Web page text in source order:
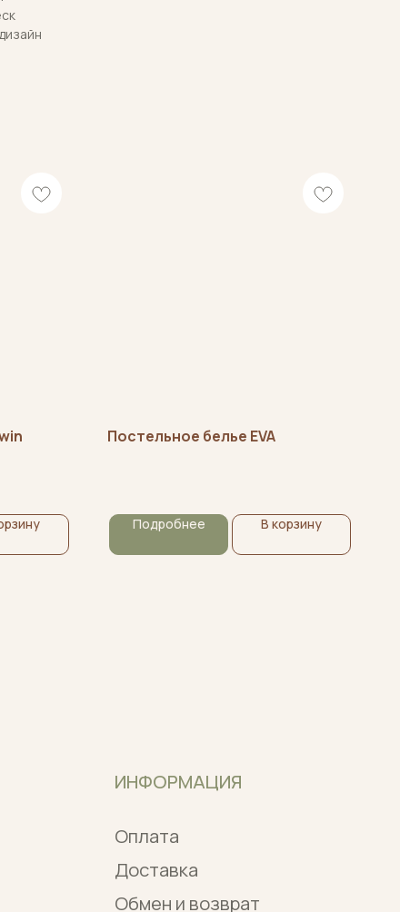
Постельное белье EVA
Подробнее В корзину
Договор оферты
конфиденциальности